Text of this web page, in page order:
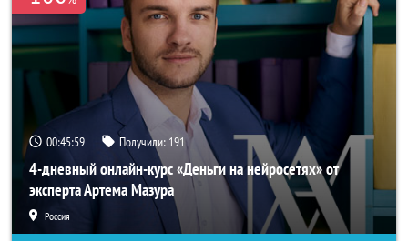
00:45:58 Получили: 191
4-дневный онлайн-курс «Деньги на нейросетях» от
эксперта Артема Мазура
Россия